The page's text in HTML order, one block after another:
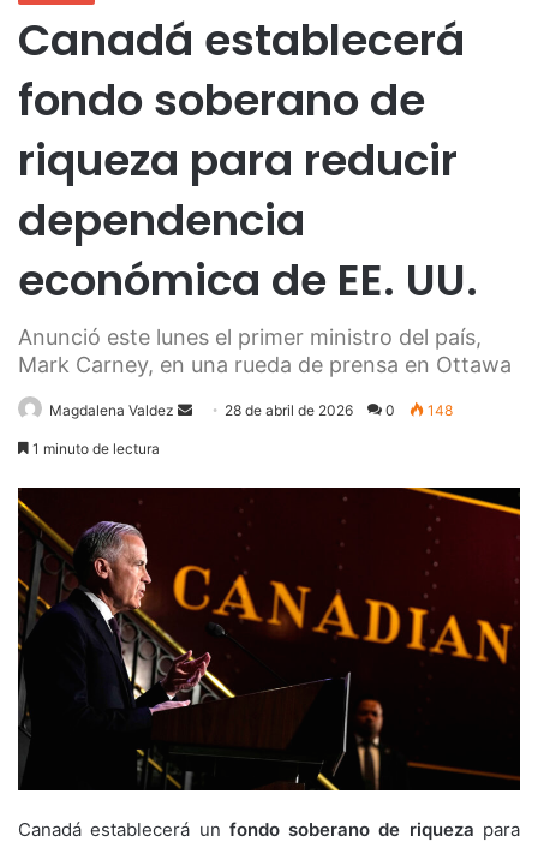
Canadá establecerá
fondo soberano de
riqueza para reducir
dependencia
económica de EE. UU.
Anunció este lunes el primer ministro del país,
Mark Carney, en una rueda de prensa en Ottawa
Magdalena Valdez
Send 28 de abril de 2026 0 148
1 minuto de lectura
Canadá establecerá un fondo soberano de riqueza para